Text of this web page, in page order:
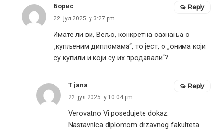
Борис
22. јул 2025. у 3:27 pm
Имате ли ви, Вељо, конкретна сазнања о
„купљеним дипломама“, то јест, о „онима који
су купили и који су их продавали“?
Reply
Tijana
22. јул 2025. у 10:04 pm
Verovatno Vi posedujete dokaz.
Nastavnica diplomom drzavnog fakulteta
Reply